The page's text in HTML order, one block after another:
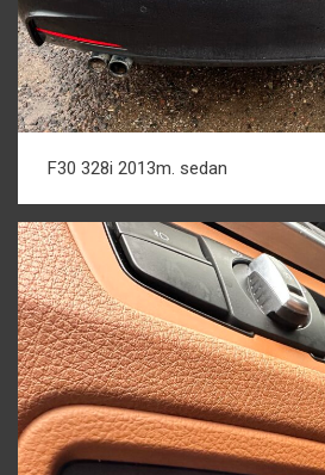
F30 328i 2013m. sedan